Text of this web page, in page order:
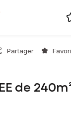
Partager
de